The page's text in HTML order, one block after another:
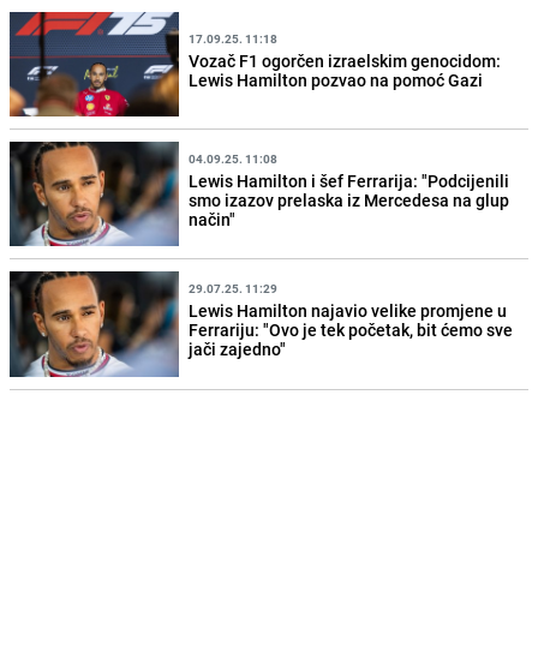
17.09.25. 11:18
Vozač F1 ogorčen izraelskim genocidom:
Lewis Hamilton pozvao na pomoć Gazi
04.09.25. 11:08
Lewis Hamilton i šef Ferrarija: "Podcijenili
smo izazov prelaska iz Mercedesa na glup
način"
29.07.25. 11:29
Lewis Hamilton najavio velike promjene u
Ferrariju: "Ovo je tek početak, bit ćemo sve
jači zajedno"